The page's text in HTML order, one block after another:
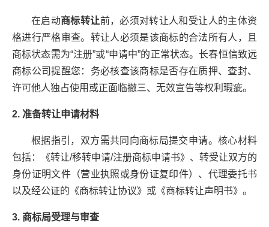
在启动商标转让前，必须对转让人和受让人的主体资
格进行严格审查。转让人必须是该商标的合法所有人，且
商标状态需为“注册”或“申请中”的正常状态。长春恒信致远
商标公司提醒您：务必核查该商标是否存在质押、查封、
许可他人独占使用或正面临撤三、无效宣告等权利瑕疵。
2. 准备转让申请材料
根据指引，双方需共同向商标局提交申请。核心材料
包括：《转让/移转申请/注册商标申请书》、转受让双方的
身份证明文件（营业执照或身份证复印件）、代理委托书
以及经公证的《商标转让协议》或《商标转让声明书》。
3. 商标局受理与审查